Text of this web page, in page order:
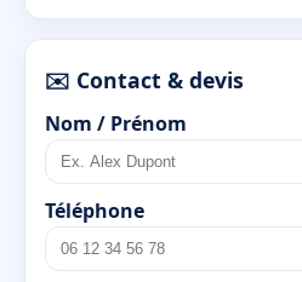
✉️ Contact & devis
Nom / Prénom
Téléphone